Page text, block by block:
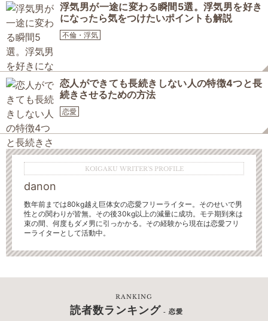
浮気男が一途に変わる瞬間5選。浮気男を好き
になったら気をつけたいポイントも解説
不倫・浮気
恋人ができても長続きしない人の特徴4つと長
続きさせるための方法
恋愛
KOIGAKU WRITER'S PROFILE
danon
数年前までは80kg越え巨体女の恋愛フリーライター。そのせいで男
性との関わりが皆無。 その後30kg以上の減量に成功。モテ期到来は
束の間、何度もダメ男に引っかかる。その経験から現在は恋愛フリ
ーライターとして活動中。
RANKING
読者数ランキング - 恋愛